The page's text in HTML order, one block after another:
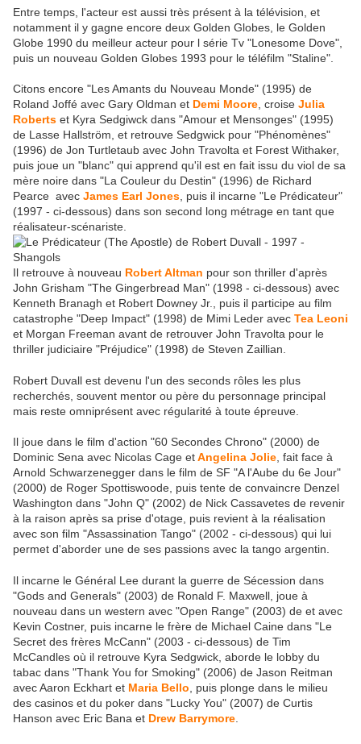
Entre temps, l'acteur est aussi très présent à la télévision, et
notamment il y gagne encore deux Golden Globes, le Golden
Globe 1990 du meilleur acteur pour l série Tv "Lonesome Dove",
puis un nouveau Golden Globes 1993 pour le téléfilm "Staline".
Citons encore "Les Amants du Nouveau Monde" (1995) de
Roland Joffé avec Gary Oldman et Demi Moore , croise Julia
Roberts et Kyra Sedgiwck dans "Amour et Mensonges" (1995)
de Lasse Hallström, et retrouve Sedgwick pour "Phénomènes"
(1996) de Jon Turtletaub avec John Travolta et Forest Withaker,
puis joue un "blanc" qui apprend qu'il est en fait issu du viol de sa
mère noire dans "La Couleur du Destin" (1996) de Richard
Pearce avec James Earl Jones , puis il incarne "Le Prédicateur"
(1997 - ci-dessous) dans son second long métrage en tant que
réalisateur-scénariste.
Il retrouve à nouveau Robert Altman pour son thriller d'après
John Grisham "The Gingerbread Man" (1998 - ci-dessous) avec
Kenneth Branagh et Robert Downey Jr., puis il participe au film
catastrophe "Deep Impact" (1998) de Mimi Leder avec Tea Leoni
et Morgan Freeman avant de retrouver John Travolta pour le
thriller judiciaire "Préjudice" (1998) de Steven Zaillian.
Robert Duvall est devenu l'un des seconds rôles les plus
recherchés, souvent mentor ou père du personnage principal
mais reste omniprésent avec régularité à toute épreuve.
Il joue dans le film d'action "60 Secondes Chrono" (2000) de
Dominic Sena avec Nicolas Cage etAngelina Jolie , fait face à
Arnold Schwarzenegger dans le film de SF "A l'Aube du 6e Jour"
(2000) de Roger Spottiswoode, puis tente de convaincre Denzel
Washington dans "John Q" (2002) de Nick Cassavetes de revenir
à la raison après sa prise d'otage, puis revient à la réalisation
avec son film "Assassination Tango" (2002 - ci-dessous) qui lui
permet d'aborder une de ses passions avec la tango argentin.
Il incarne le Général Lee durant la guerre de Sécession dans
"Gods and Generals" (2003) de Ronald F. Maxwell, joue à
nouveau dans un western avec "Open Range" (2003) de et avec
Kevin Costner, puis incarne le frère de Michael Caine dans "Le
Secret des frères McCann" (2003 - ci-dessous) de Tim
McCandles où il retrouve Kyra Sedgwick, aborde le lobby du
tabac dans "Thank You for Smoking" (2006) de Jason Reitman
avec Aaron Eckhart et Maria Bello , puis plonge dans le milieu
des casinos et du poker dans "Lucky You" (2007) de Curtis
Hanson avec Eric Bana et Drew Barrymore